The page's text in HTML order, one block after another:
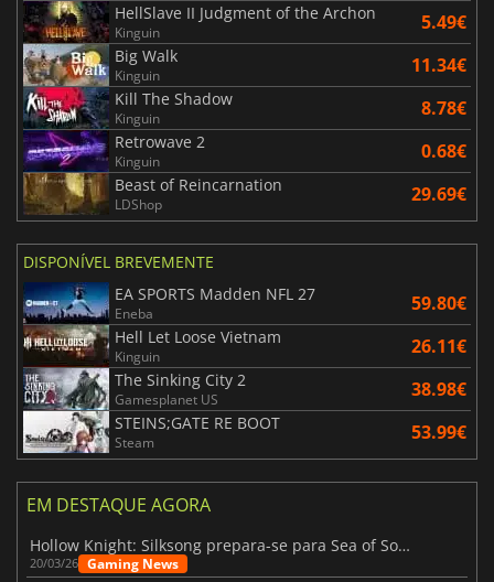
HellSlave II Judgment of the Archon
Kinguin 5.49€
Big Walk
Kinguin 11.34€
Kill The Shadow
Kinguin 8.78€
Retrowave 2
Kinguin 0.68€
Beast of Reincarnation
LDShop 29.69€
DISPONÍVEL BREVEMENTE
EA SPORTS Madden NFL 27
Eneba 59.80€
Hell Let Loose Vietnam
Kinguin 26.11€
The Sinking City 2
Gamesplanet US 38.98€
STEINS;GATE RE BOOT
Steam 53.99€
EM DESTAQUE AGORA
Hollow Knight: Silksong prepara-se para Sea of Sorrow com um patch
20/03/26 Gaming News